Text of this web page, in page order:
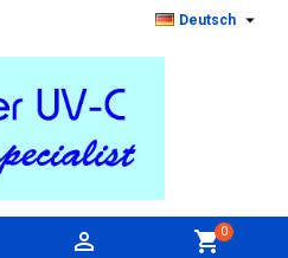
Deutsch 
 shopping_cart0